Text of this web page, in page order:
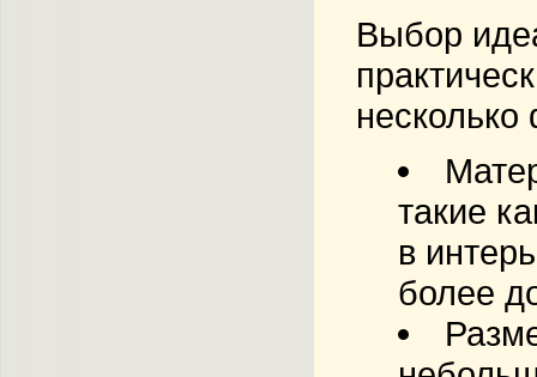
Выбор
такие
в
более